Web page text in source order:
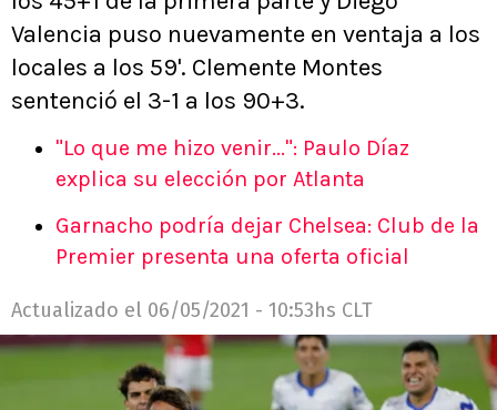
Valencia puso nuevamente en ventaja a los
locales a los 59'. Clemente Montes
sentenció el 3-1 a los 90+3.
"Lo que me hizo venir...": Paulo Díaz
explica su elección por Atlanta
Garnacho podría dejar Chelsea: Club de la
Premier presenta una oferta oficial
Actualizado el 06/05/2021 - 10:53hs CLT